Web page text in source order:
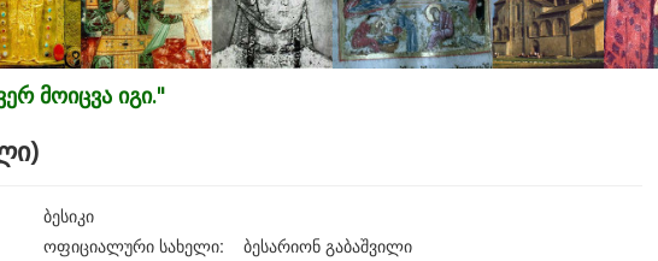
მოიცვა იგი."
ბესიკი
ოფიციალური სახელი: ბესარიონ გაბაშვილი